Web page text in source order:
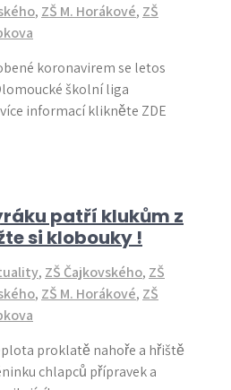
, ZŠ M. Horákové, ZŠ
koronavirem se letos
školní liga
informací klikněte ZDE
patří klukům z
si klobouky !
, ZŠ Čajkovského, ZŠ
, ZŠ M. Horákové, ZŠ
proklatě nahoře a hřiště
chlapců přípravek a